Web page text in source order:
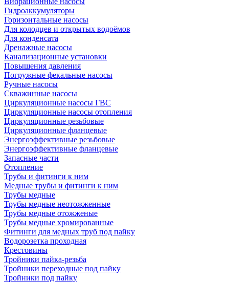
Гидроаккумуляторы
Горизонтальные насосы
Для колодцев и открытых водоёмов
Для конденсата
Дренажные насосы
Канализационные установки
Повышения давления
Погружные фекальные насосы
Ручные насосы
Скважинные насосы
Циркуляционные насосы ГВС
Циркуляционные насосы отопления
Циркуляционные резьбовые
Циркуляционные фланцевые
Энергоэффективные резьбовые
Энергоэффективные фланцевые
Запасные части
Отопление
Трубы и фитинги к ним
Медные трубы и фитинги к ним
Трубы медные
Трубы медные неотожженные
Трубы медные отожженые
Трубы медные хромированные
Фитинги для медных труб под пайку
Водорозетка проходная
Крестовины
Тройники пайка-резьба
Тройники переходные под пайку
Тройники под пайку